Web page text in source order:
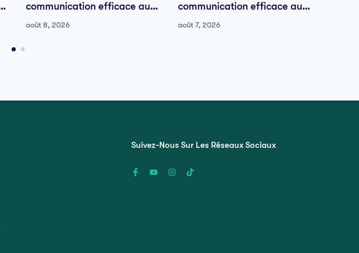
communication efficace au
sein de votre équipe
août 8, 2026
communication efficace au
sein de votre équipe
août 7, 2026
Suivez-Nous Sur Les Réseaux Sociaux